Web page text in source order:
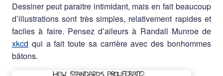
Dessiner peut paraitre intimidant, mais en fait beaucoup
d’illustrations sont très simples, relativement rapides et
faciles à faire. Pensez d’aileurs à Randall Munroe de
xkcd qui a fait toute sa carrière avec des bonhommes
bâtons.